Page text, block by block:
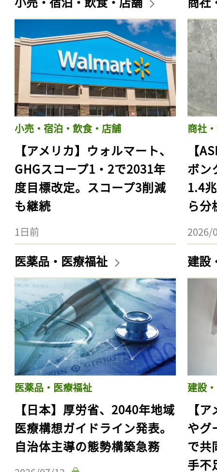
小売・宿泊・飲食・店舗
【アメリカ】ウォルマート、
GHGスコープ1・2で2031年
度目標改定。スコープ3削減
も継続
1日前
商社
【
ボン
1.4
ら分
2026/
医薬品・医療福祉
医薬品・医療福祉
【日本】厚労省、2040年地域
医療構想ガイドライン発表。
自治体主導の態勢構築急務
建設
建設
【
やグ
で共
手不